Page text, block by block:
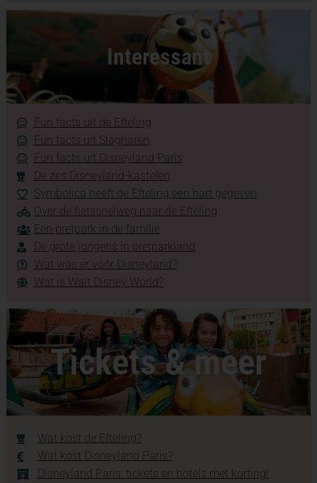
Interessant
Fun facts uit de Efteling
Fun facts uit Slagharen
Fun facts uit Disneyland Paris
De zes Disneyland-kastelen
Symbolica heeft de Efteling een hart gegeven
Over de fietssnelweg naar de Efteling
Een pretpark in de familie
De grote jongens in pretparkland
Wat was er vóór Disneyland?
Wat is Walt Disney World?
Tickets & meer
Wat kost de Efteling?
Wat kost Disneyland Paris?
Disneyland Paris: tickets en hotels met korting!